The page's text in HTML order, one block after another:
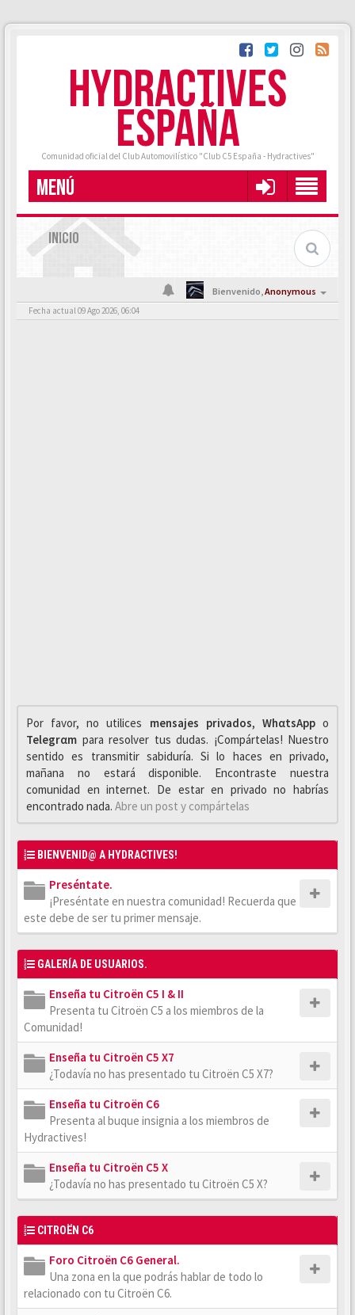
HYDRACTIVES
ESPAÑA
Comunidad oficial del Club Automovilístico "Club C5 España - Hydractives"
MENÚ
INICIO
Bienvenido,Anonymous
Fecha actual 09 Ago 2026, 06:04
Por favor, no utilices mensajes privados, WhαtsAppo
Telegrαm para resolver tus dudas. ¡Compártelas! Nuestro
sentido es transmitir sabiduría. Si lo haces en privado,
mañana no estará disponible. Encontraste nuestra
comunidad en internet. De estar en privado no habrías
encontrado nada. Abre un post y compártelas
BIENVENID@ A HYDRACTIVES!
Preséntate.
¡Preséntate en nuestra comunidad! Recuerda que
este debe de ser tu primer mensaje.
GALERÍA DE USUARIOS.
Enseña tu Citroën C5 I & II
Presenta tu Citroën C5 a los miembros de la
Comunidad!
Enseña tu Citroën C5 X7
¿Todavía no has presentado tu Citroën C5 X7?
Enseña tu Citroën C6
Presenta al buque insignia a los miembros de
Hydractives!
Enseña tu Citroën C5 X
¿Todavía no has presentado tu Citroën C5 X?
CITROËN C6
Foro Citroën C6 General.
Una zona en la que podrás hablar de todo lo
relacionado con tu Citroën C6.